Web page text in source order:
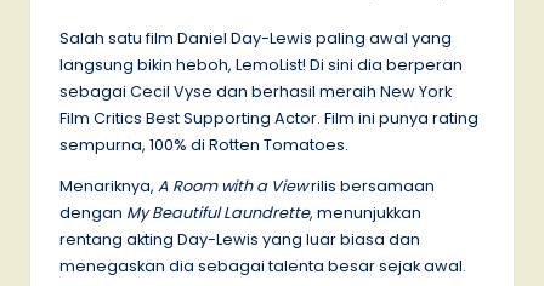
Salah satu film Daniel Day-Lewis paling awal yang
langsung bikin heboh, LemoList! Di sini dia berperan
sebagai Cecil Vyse dan berhasil meraih New York
Film Critics Best Supporting Actor. Film ini punya rating
sempurna, 100% di Rotten Tomatoes.
Menariknya, A Room with a Viewrilis bersamaan
dengan My Beautiful Laundrette, menunjukkan
rentang akting Day-Lewis yang luar biasa dan
menegaskan dia sebagai talenta besar sejak awal.